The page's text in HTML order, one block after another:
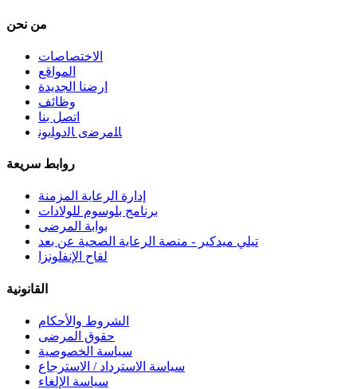
من نحن
الاختصاصات
المواقع
ارضنا الجديدة
وظائف
اتصل بنا
ﺎﻠﻣﺮﺿﻯ ﺎﻟﺩﻮﻠﻳﻮﻧ
روابط سريعة
إدارة الرعاية المزمنة
برنامج بلوسوم للولادات
بوابة المرضى
تيلي ميدكير - منصة الرعاية الصحية عن بعد
لقاح الإنفلونزا
القانونية
الشروط والأحكام
حقوق المرضى
سياسة الخصوصية
سياسة الاسترداد / الاسترجاع
سياسة الإلغاء